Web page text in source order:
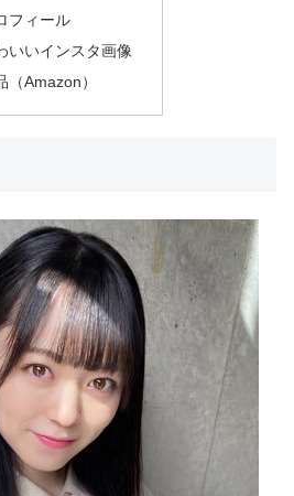
フィール
いいインスタ画像
（Amazon）